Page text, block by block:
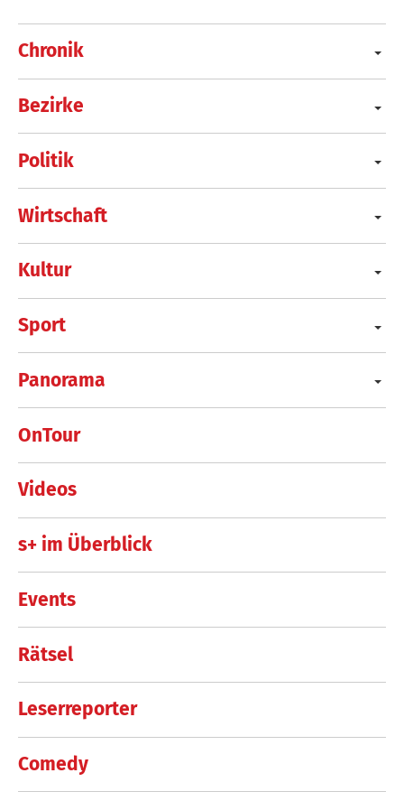
Chronik
Bezirke
Politik
Wirtschaft
Kultur
Sport
Panorama
OnTour
Videos
s+ im Überblick
Events
Rätsel
Leserreporter
Comedy